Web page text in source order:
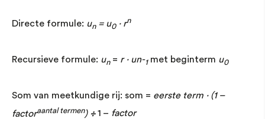
Directe formule: un= u0· rn
Recursieve formule: un= r · un-1met beginterm u0
Som van meetkundige rij: som = eerste term · (1 –
factoraantal termen) ÷1 – factor